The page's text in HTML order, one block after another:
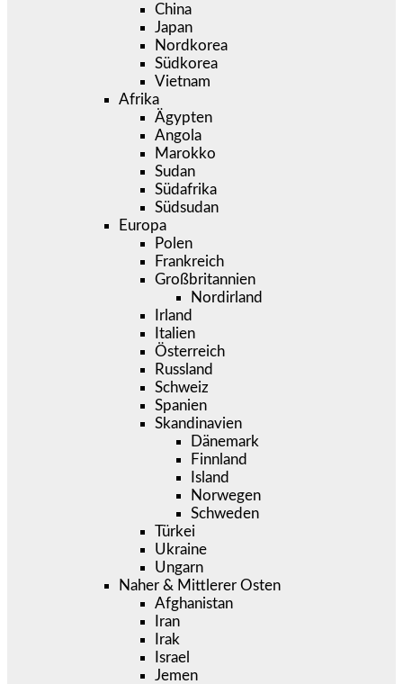
China
Japan
Nordkorea
Südkorea
Vietnam
Afrika
Ägypten
Angola
Marokko
Sudan
Südafrika
Südsudan
Europa
Polen
Frankreich
Großbritannien
Nordirland
Irland
Italien
Österreich
Russland
Schweiz
Spanien
Skandinavien
Dänemark
Finnland
Island
Norwegen
Schweden
Türkei
Ukraine
Ungarn
Naher & Mittlerer Osten
Afghanistan
Iran
Irak
Israel
Jemen